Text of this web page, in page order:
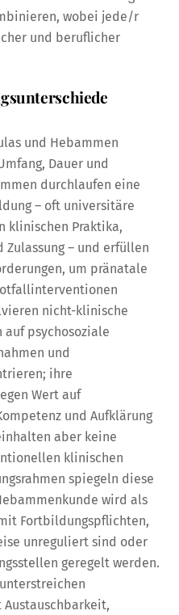
wobei jede/r
und beruflicher
und Hebammen
Dauer und
durchlaufen eine
– oft universitäre
klinischen Praktika,
Zulassung – und erfüllen
um pränatale
nicht-klinische
auf psychosoziale
und
ihre
Wert auf
und Aufklärung
aber keine
klinischen
spiegeln diese
wird als
Fortbildungspflichten,
unreguliert sind oder
geregelt werden.